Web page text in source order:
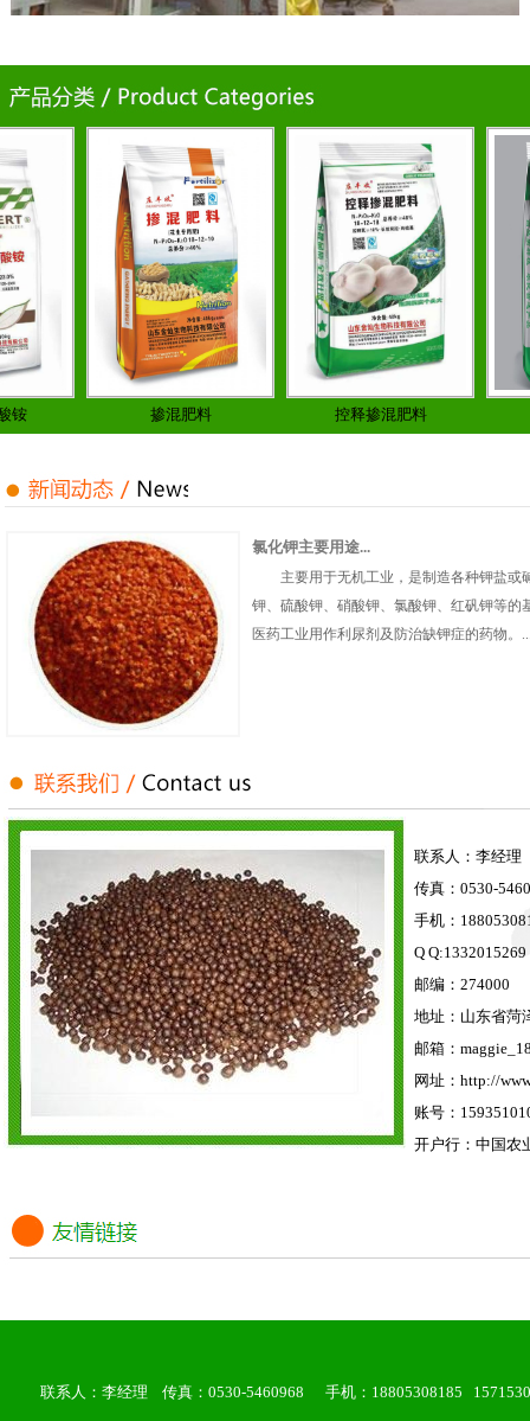
掺混肥料 控释掺混肥料
氯化钾主要用途...
主要用于无机工业，是制造各种钾盐或
钾、硫酸钾、硝酸钾、氯酸钾、红矾钾等的
医药工业用作利尿剂及防治缺钾症的药物。
联系人：李经理
传真：0530-
手机：
Q Q:1332015269
邮编：274000
地址：山东省菏
邮箱：
网址： http://
账号：
开户行：中国农
联系人：李经理 传真：0530-5460968 手机：18805308185